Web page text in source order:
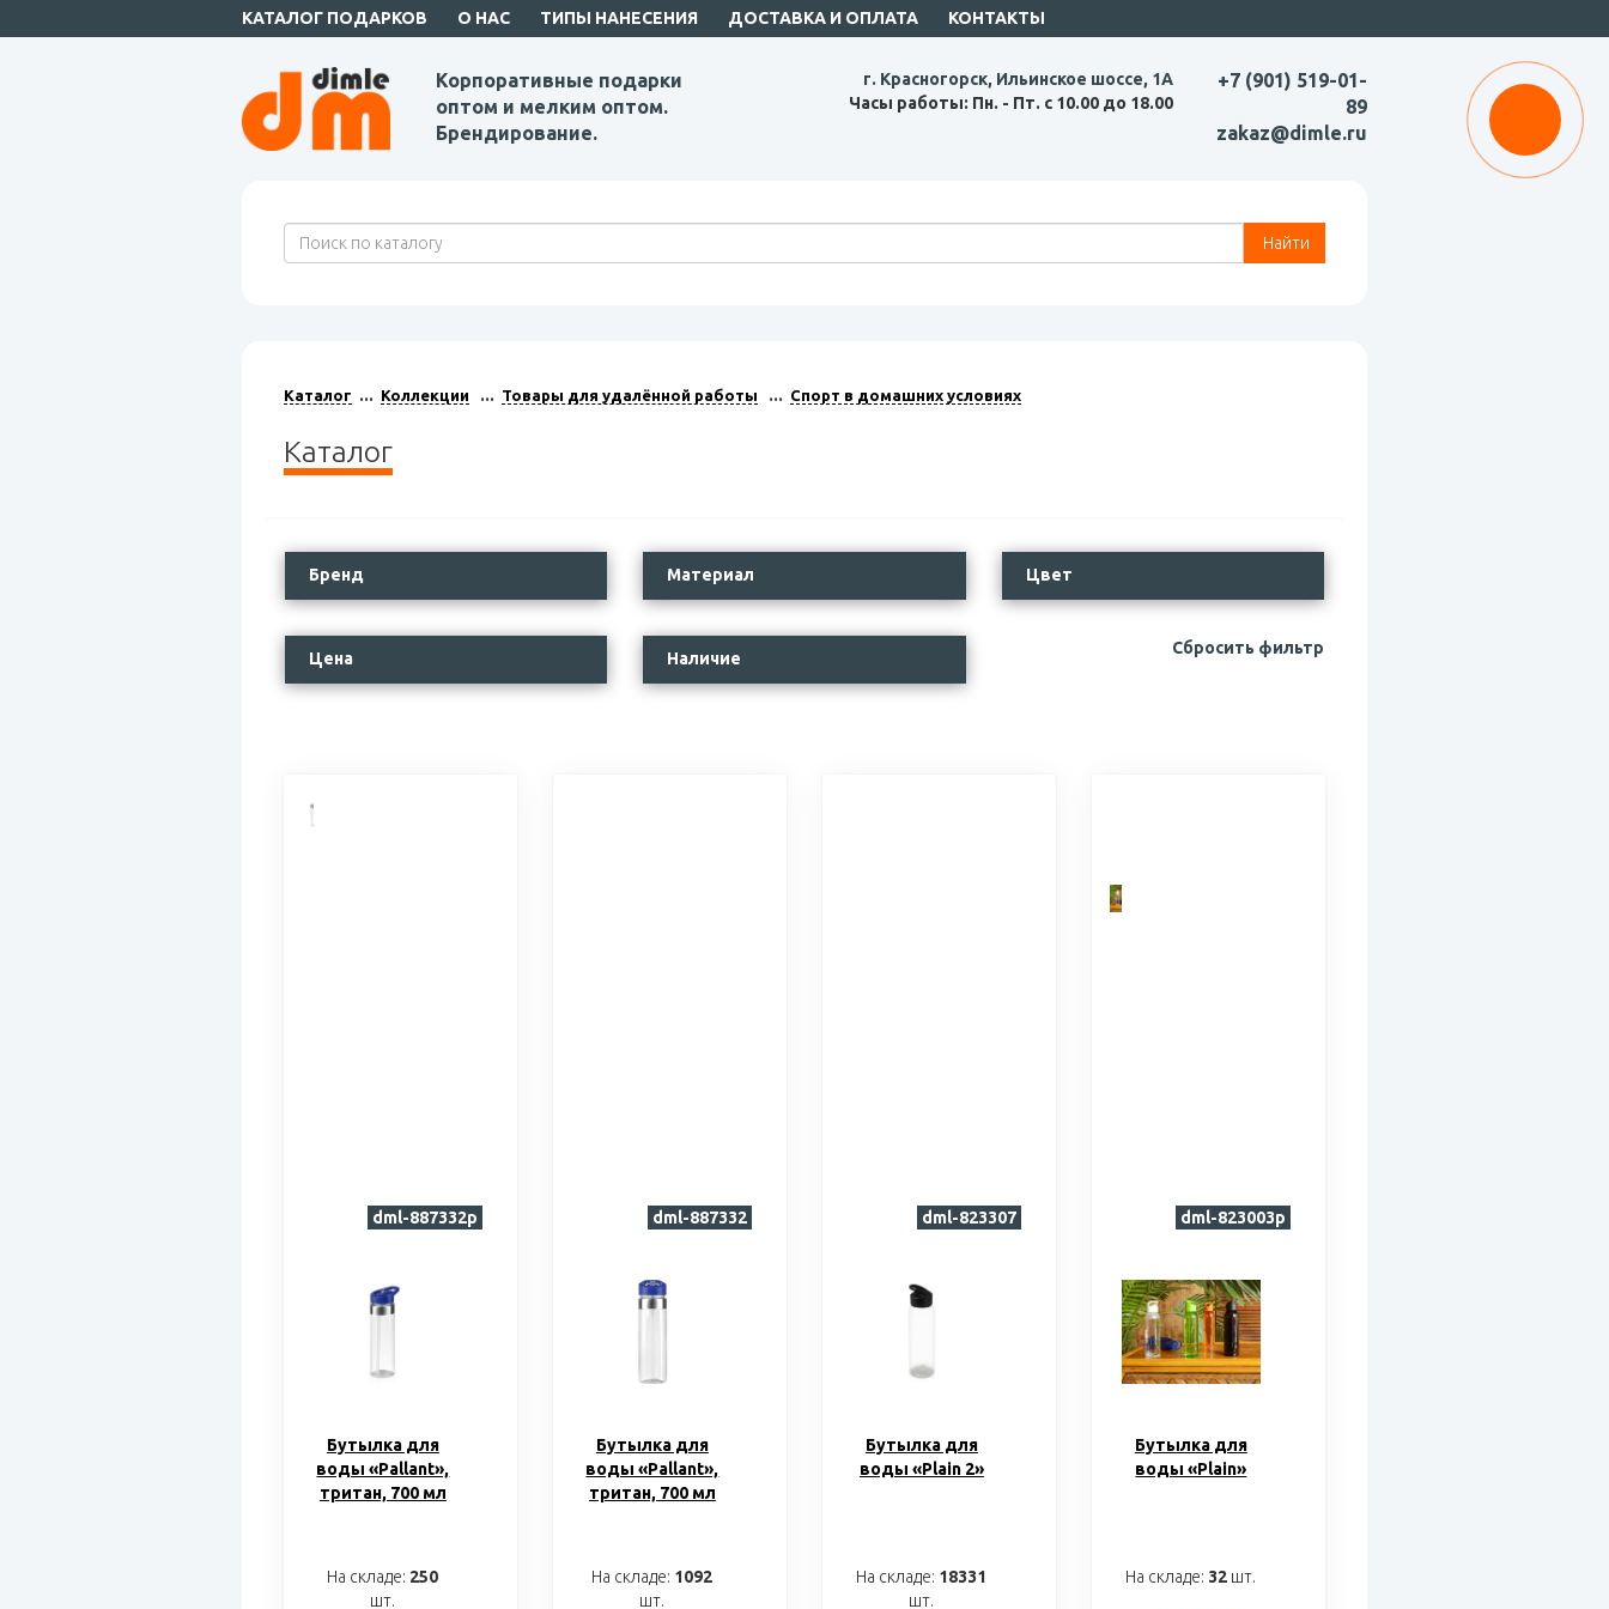
КАТАЛОГ ПОДАРКОВ О НАС ТИПЫ НАНЕСЕНИЯ ДОСТАВКА И ОПЛАТА КОНТАКТЫ
Корпоративные подарки
оптом и мелким оптом.
Брендирование.
г. Красногорск, Ильинское шоссе, 1А
Часы работы: Пн. - Пт. с 10.00 до 18.00
+7 (901) 519-01-
89
zakaz@dimle.ru
Найти
Каталог Коллекции Товары для удалённой работы Спорт в домашних условиях
Каталог
Бренд Материал Цвет
Цена Наличие
Сбросить фильтр
Бутылка для
воды «Pallant»,
тритан, 700 мл
На складе: 250
шт.
dml-887332p
Бутылка для
воды «Pallant»,
тритан, 700 мл
На складе: 1092
шт.
dml-887332
Бутылка для
воды «Plain 2»
На складе: 18331
шт.
dml-823307
Бутылка для
воды «Plain»
На складе: 32 шт.
dml-823003p